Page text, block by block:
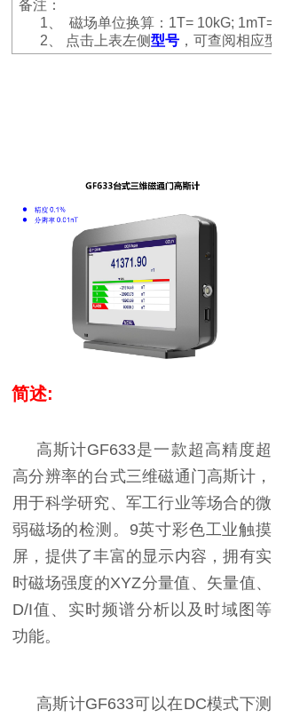
备注：
1、
磁场单位换算： 1T= 10kG; 1mT=
2、
点击上表左侧型号 ，可查阅相应型
简述:
高斯计GF633是一款超高精度超
高分辨率的台式三维磁通门高斯计，
用于科学研究、军工行业等场合的微
弱磁场的检测。9英寸彩色工业触摸
屏，提供了丰富的显示内容，拥有实
时磁场强度的XYZ分量值、矢量值、
D/I值、实时频谱分析以及时域图等
功能。
高斯计GF633可以在DC模式下测